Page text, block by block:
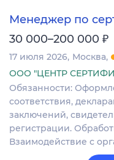
Менеджер по
30 000–200 000 ₽
17 июля 2026 Москва
ООО "ЦЕНТР
Обязанности:
соответствия,
заключений,
регистрации.
Взаимодействие с